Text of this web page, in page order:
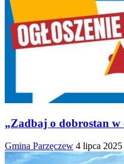
„Zadbaj o dobrostan w
Gmina Parzęczew 4 lipca 2025